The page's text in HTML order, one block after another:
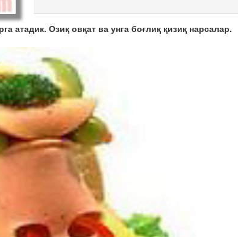
атадик. Озиқ овқат ва унга боғлиқ қизиқ нарсалар.